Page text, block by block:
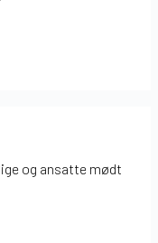
og ansatte mødt